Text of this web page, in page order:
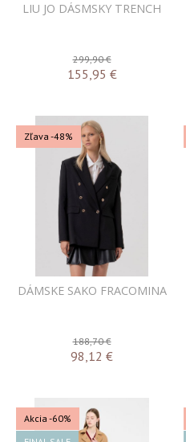
LIU JO DÁSMSKY TRENCH
299,90 €
155,95 €
Zľava -48%
DÁMSKE SAKO FRACOMINA
188,70 €
98,12 €
Akcia -60%